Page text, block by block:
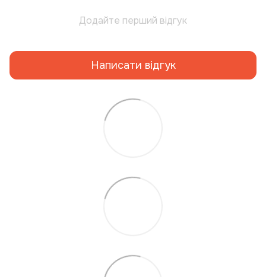
Додайте перший відгук
Написати відгук